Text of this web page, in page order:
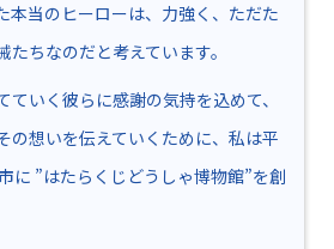
本当のヒーローは、力強く、ただた
ちなのだと考えています。
いく彼らに感謝の気持を込めて、
の想いを伝えていくために、私は平
に ”はたらくじどうしゃ博物館”を創